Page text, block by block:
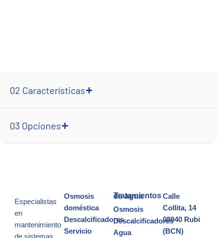
02 Características
03 Opciones
Especialistas
en
mantenimiento
Osmosis
doméstica
Descalcificadores
Servicio
Tratamientos de agua
Osmosis
Descalcificadores
Agua
Calle
Collita, 14
08940 Rubi
(BCN)